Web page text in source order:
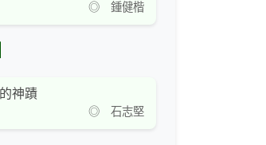
◎ 鍾健楷
神蹟
◎ 石志堅